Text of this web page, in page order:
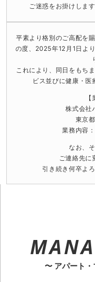
ご迷惑をお掛けしま
平素より格別のご高配を
の度、2025年12月1日よ
これにより、同日をもち
ビス並びに健康・医
株式会社
東京
業務内容
なお、
ご連絡先に
引き続き何卒よ
〜 アパート